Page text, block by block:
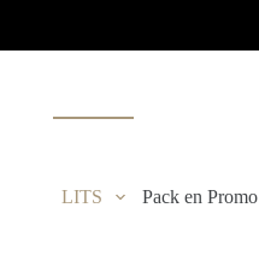
LITS Pack en Promo